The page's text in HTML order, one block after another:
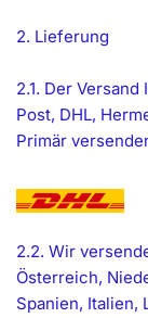
2. Lieferung
2.1. Der
Post, DHL,
Primär
2.2. Wir
Österreich,
Spanien, Italien,